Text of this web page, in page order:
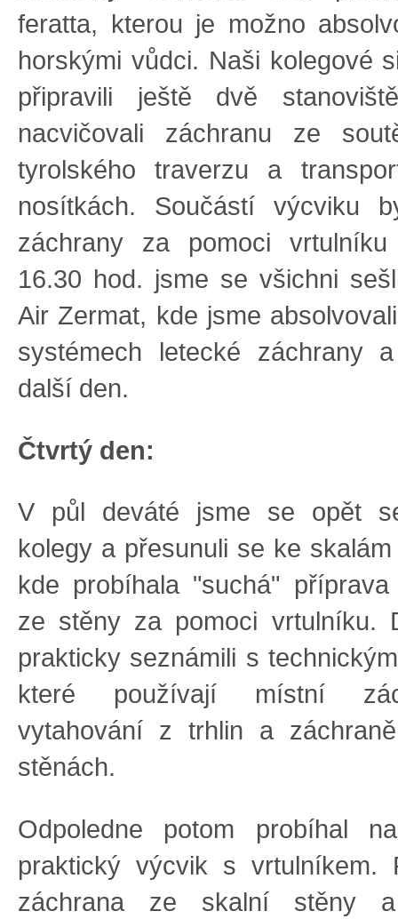
feratta, kterou je možno
horskými vůdci. Naši kolegové
připravili ještě dvě
nacvičovali záchranu ze
tyrolského traverzu a
nosítkách. Součástí výcviku
záchrany za pomoci
16.30 hod. jsme se všichni
Air Zermat, kde jsme
systémech letecké záchrany
další den.
Čtvrtý den:
V půl deváté jsme se opět
kolegy a přesunuli se ke
kde probíhala "suchá"
ze stěny za pomoci vrtulníku.
prakticky seznámili s
které používají místní
vytahování z trhlin a
stěnách.
Odpoledne potom probíhal
praktický výcvik s vrtulníkem.
záchrana ze skalní stěny a